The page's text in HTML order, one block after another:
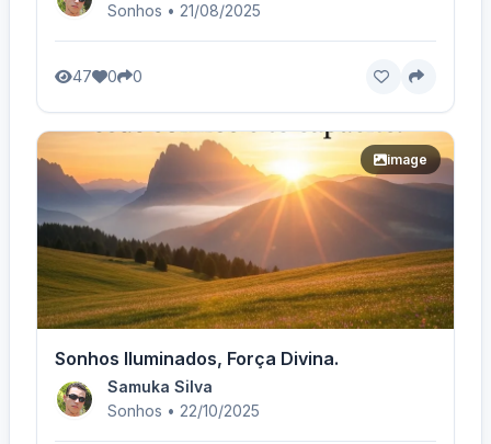
Sonhos • 21/08/2025
47 0 0
image
Sonhos Iluminados, Força Divina.
Samuka Silva
Sonhos • 22/10/2025